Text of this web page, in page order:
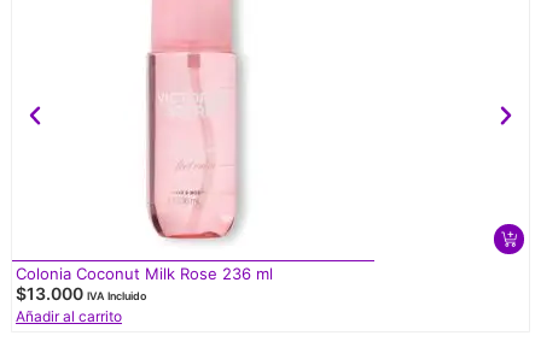
Colonia Coconut Milk Rose 236 ml
$13.000 IVA Incluido
Añadir al carrito